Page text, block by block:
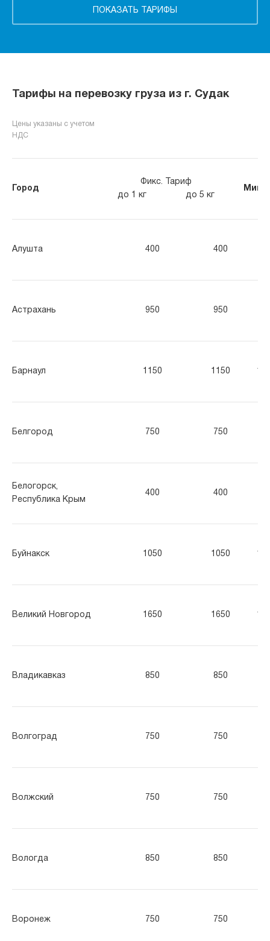
Тарифы на перевозку груза из г. Судак
Цены указаны с учетом
НДС
Город
Фикс. Тариф
до 1 кг
до 5 кг
Мин.
Алушта 400 400
Астрахань 950 950
Барнаул 1150 1150
Белгород 750 750
Белогорск,
Республика Крым
400 400
Буйнакск 1050 1050
Великий Новгород 1650 1650
Владикавказ 850 850
Волгоград 750 750
Волжский 750 750
Вологда 850 850
Воронеж 750 750